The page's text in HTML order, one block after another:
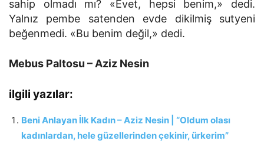
sahip olmadı mı? «Evet, hepsi benim,» dedi.
Yalnız pembe satenden evde dikilmiş sutyeni
beğenmedi. «Bu benim değil,» dedi.
Mebus Paltosu – Aziz Nesin
ilgili yazılar:
Beni Anlayan İlk Kadın – Aziz Nesin | “Oldum olası
kadınlardan, hele güzellerinden çekinir, ürkerim”